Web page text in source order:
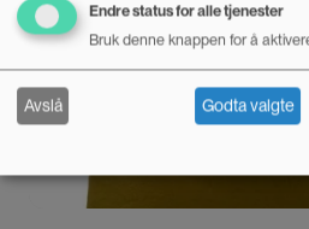
Endre status for alle tjenester
Bruk denne knappen for å
Avslå Godta valgte